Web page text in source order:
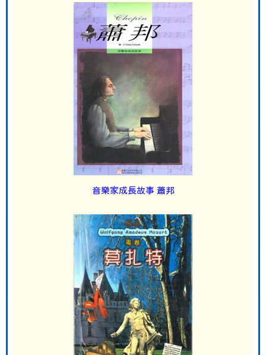
音樂家成長故事 蕭邦